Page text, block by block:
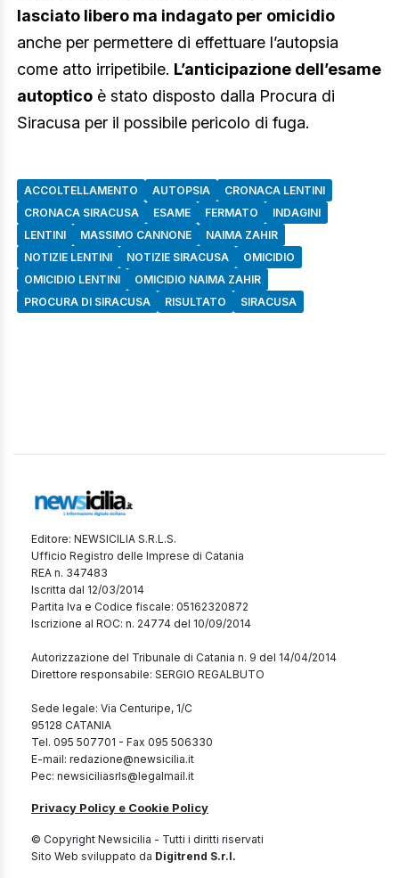
lasciato libero ma indagato per omicidio
anche per permettere di effettuare l’autopsia
come atto irripetibile. L’anticipazione dell’esame
autoptico è stato disposto dalla Procura di
Siracusa per il possibile pericolo di fuga.
ACCOLTELLAMENTO AUTOPSIA
CRONACA LENTINI
CRONACA SIRACUSA
ESAME FERMATO
INDAGINI
LENTINI
MASSIMO CANNONE
NAIMA ZAHIR
NOTIZIE LENTINI
NOTIZIE SIRACUSA
OMICIDIO
OMICIDIO LENTINI
OMICIDIO NAIMA ZAHIR
PROCURA DI SIRACUSA
RISULTATO SIRACUSA
Editore: NEWSICILIA S.R.L.S.
Ufficio Registro delle Imprese di Catania
REA n. 347483
Iscritta dal 12/03/2014
Partita Iva e Codice fiscale: 05162320872
Iscrizione al ROC: n. 24774 del 10/09/2014
Autorizzazione del Tribunale di Catania n. 9 del 14/04/2014
Direttore responsabile: SERGIO REGALBUTO
Sede legale: Via Centuripe, 1/C
95128 CATANIA
Tel. 095 507701 - Fax 095 506330
E-mail: redazione@newsicilia.it
Pec: newsiciliasrls@legalmail.it
Privacy Policy e Cookie Policy
© Copyright Newsicilia - Tutti i diritti riservati
Sito Web sviluppato da Digitrend S.r.l.